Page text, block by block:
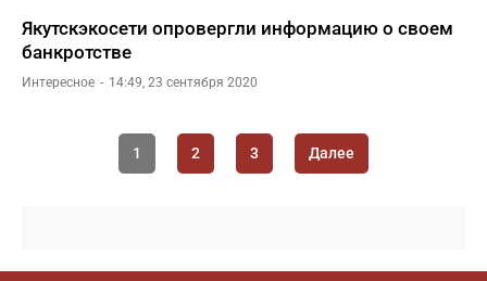
Якутскэкосети опровергли информацию о своем
банкротстве
Интересное 14:49, 23 сентября 2020
1 2 3 Далее